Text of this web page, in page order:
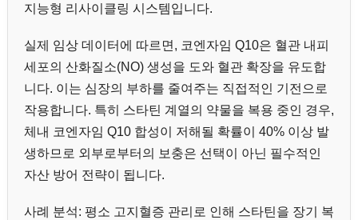
지능형 리사이클링 시스템입니다.
실제 임상 데이터에 따르면, 코엔자임 Q10은 혈관 내피
세포의 산화질소(NO) 생성을 도와 혈관 확장을 유도합
니다. 이는 심장의 부하를 줄여주는 직접적인 기전으로
작용합니다. 특히 스타틴 계열의 약물을 복용 중인 경우,
체내 코엔자임 Q10 합성이 저해될 확률이 40% 이상 발
생하므로 외부로부터의 보충은 선택이 아닌 필수적인
자산 방어 전략이 됩니다.
사례 분석: 평소 고지혈증 관리로 인해 스타틴을 장기 복